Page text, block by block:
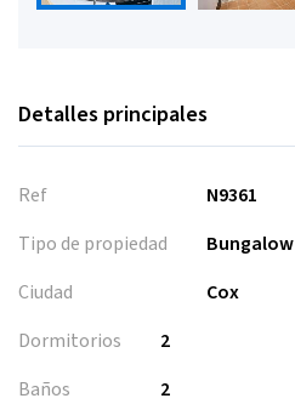
Detalles principales
Ref
N9361
Tipo de propiedad
Bungalow
Ciudad
Cox
Dormitorios
2
Baños
2